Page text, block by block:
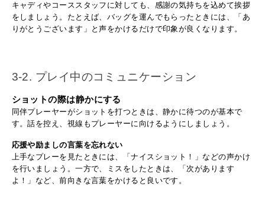
キャディやコーススタッフに対しても、感謝の気持ちを込めて挨拶
をしましょう。たとえば、バッグを運んでもらったときには、「あ
りがとうございます」と声をかけるだけで印象が良くなります。
3-2. プレイ中のコミュニケーション
ショットの際は静かにする
同伴プレーヤーがショットを打つときは、静かに待つのが基本で
す。話を控え、視線もプレーヤーに向けるようにしましょう。
応援や励ましの言葉を忘れない
上手なプレーを見たときには、「ナイスショット！」などの声かけ
を行いましょう。一方で、ミスをしたときは、「次があります
よ！」など、前向きな言葉をかけると良いです。